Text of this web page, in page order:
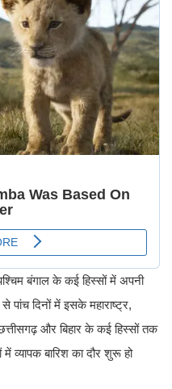
बंगाल के कई हिस्सों में अपनी
पांच दिनों में इसके महाराष्ट्र,
और बिहार के कई हिस्सों तक
व्यापक बारिश का दौर शुरू हो